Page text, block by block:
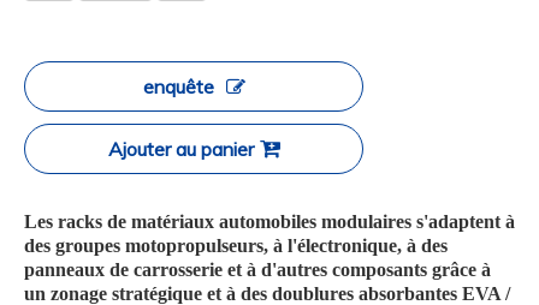
enquête
Ajouter au panier
Les racks de matériaux automobiles modulaires s'adaptent à
des groupes motopropulseurs, à l'électronique, à des
panneaux de carrosserie et à d'autres composants grâce à
un zonage stratégique et à des doublures absorbantes EVA /